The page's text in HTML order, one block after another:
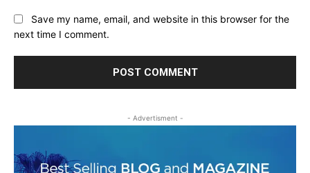
Save my name, email, and website in this browser for the
next time I comment.
- Advertisment -